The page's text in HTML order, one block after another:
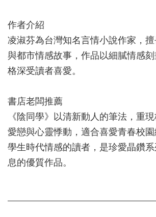
作者介紹
凌淑芬為台灣知名言情小說作家，
與都市情感故事，作品以細膩情感
格深受讀者喜愛。
書店老闆推薦
《陰同學》以清新動人的筆法，重
愛戀與心靈悸動，適合喜愛青春校
學生時代情感的讀者，是珍愛晶鑽
息的優質作品。